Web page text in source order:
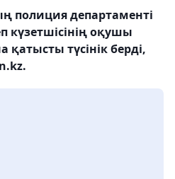
полиция департаменті
күзетшісінің оқушы
қатысты түсінік берді,